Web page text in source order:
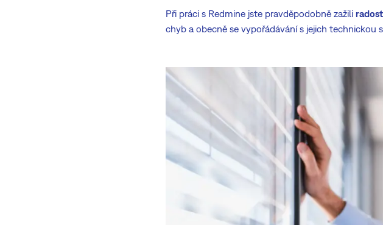
Při práci s Redmine jste pravděpodobně zažili
chyb a obecně se vypořádávání s jejich technickou